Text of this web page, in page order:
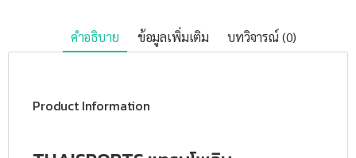
คำอธิบาย ข้อมูลเพิ่มเติม บทวิจารณ์ (0)
Product Information